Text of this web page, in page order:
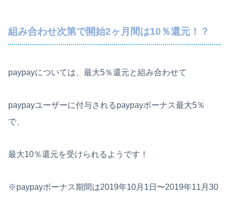
組み合わせ次第で開始2ヶ月間は10％還元！？
paypayについては、 最大5％還元と組み合わせて
paypayユーザーに付与されるpaypayボーナス最大5％
で、
最大10％還元を受けられるようです！
※paypayボーナス期間は2019年10月1日〜2019年11月30